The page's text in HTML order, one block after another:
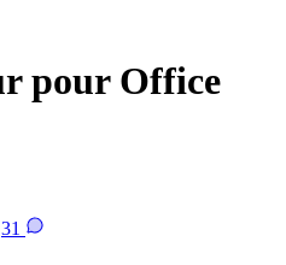
pour Office
31